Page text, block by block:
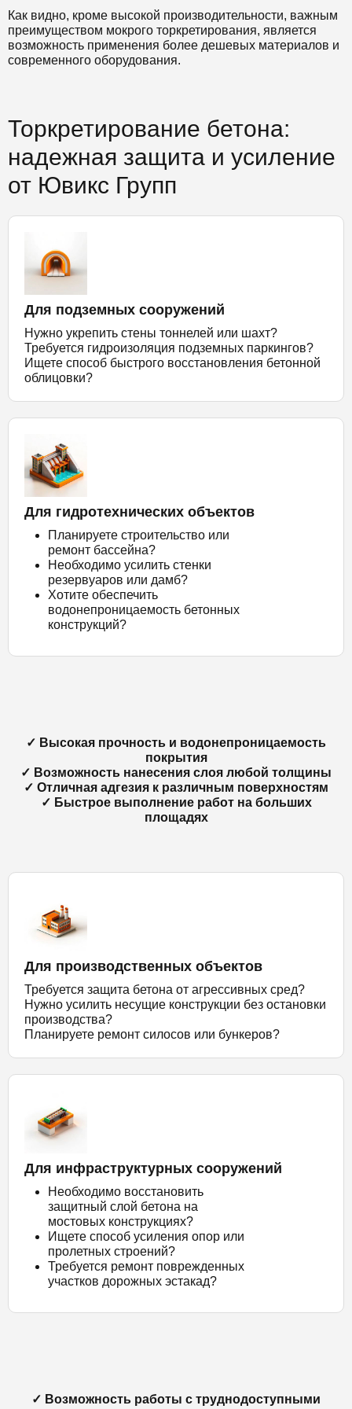
Как видно, кроме высокой производительности, важным
преимуществом мокрого торкретирования, является
возможность применения более дешевых материалов и
современного оборудования.
Торкретирование бетона:
надежная защита и усиление
от Ювикс Групп
Для подземных сооружений
Нужно укрепить стены тоннелей или шахт?
Требуется гидроизоляция подземных паркингов?
Ищете способ быстрого восстановления бетонной
облицовки?
Для гидротехнических объектов
Планируете строительство или
ремонт бассейна?
Необходимо усилить стенки
резервуаров или дамб?
Хотите обеспечить
водонепроницаемость бетонных
конструкций?
✓ Высокая прочность и водонепроницаемость
покрытия
✓ Возможность нанесения слоя любой толщины
✓ Отличная адгезия к различным поверхностям
✓ Быстрое выполнение работ на больших
площадях
Для производственных объектов
Требуется защита бетона от агрессивных сред?
Нужно усилить несущие конструкции без остановки
производства?
Планируете ремонт силосов или бункеров?
Для инфраструктурных сооружений
Необходимо восстановить
защитный слой бетона на
мостовых конструкциях?
Ищете способ усиления опор или
пролетных строений?
Требуется ремонт поврежденных
участков дорожных эстакад?
✓ Возможность работы с труднодоступными